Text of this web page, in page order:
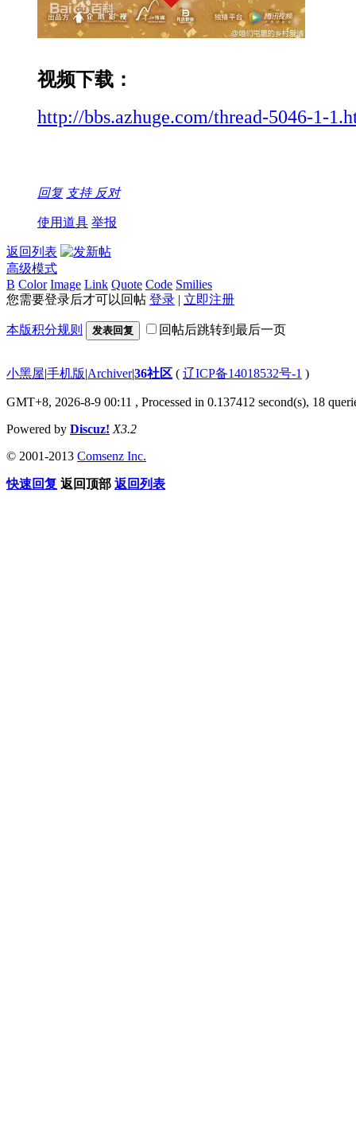
视频下载：
http://bbs.azhuge.com/thread-5046-1-
回复 支持 反对
使用道具 举报
返回列表
高级模式
B Color Image Link Quote Code Smilies
您需要登录后才可以回帖 登录 | 立即注册
本版积分规则 发表回复 回帖后跳转到最后一页
小黑屋|手机版|Archiver|36社区 ( 辽ICP备14018532号-1 )
GMT+8, 2026-8-9 00:11 , Processed in 0.137412 second(s), 18
Powered by Discuz! X3.2
© 2001-2013 Comsenz Inc.
快速回复 返回顶部 返回列表